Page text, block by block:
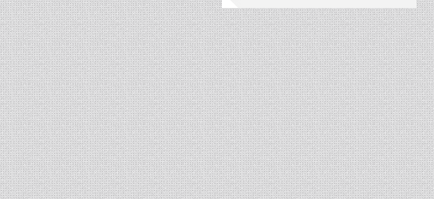
Производство
транспортеров
наклонной камеры
Начали производство
транспортеров наклонной камеры (ТНК)
комбайнов Енисей, Нива. ...
13-01-2024 -
Изготовление сетки
рабица
Изготавливаем сетку
рабица под заказ по
заданным размерам ...